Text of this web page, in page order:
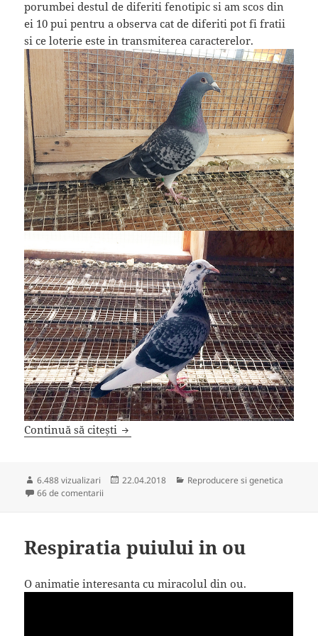
porumbei destul de diferiti fenotipic si am scos din
ei 10 pui pentru a observa cat de diferiti pot fi fratii
si ce loterie este in transmiterea caracterelor.
Continuă să citești Experiment: 10 frati dintr-un cuplu
6.488 vizualizari
Publicat
22.04.2018 Categorii
Reproducere si genetica
66 de comentarii
Respiratia puiului in ou
O animatie interesanta cu miracolul din ou.